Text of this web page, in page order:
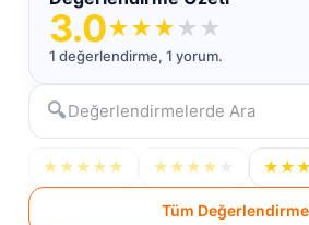
3.0★★★ ★ ★
1 değerlendirme, 1 yorum.
🔍
★ ★ ★ ★ ★ ★ ★ ★ ★ ★★★
Tüm